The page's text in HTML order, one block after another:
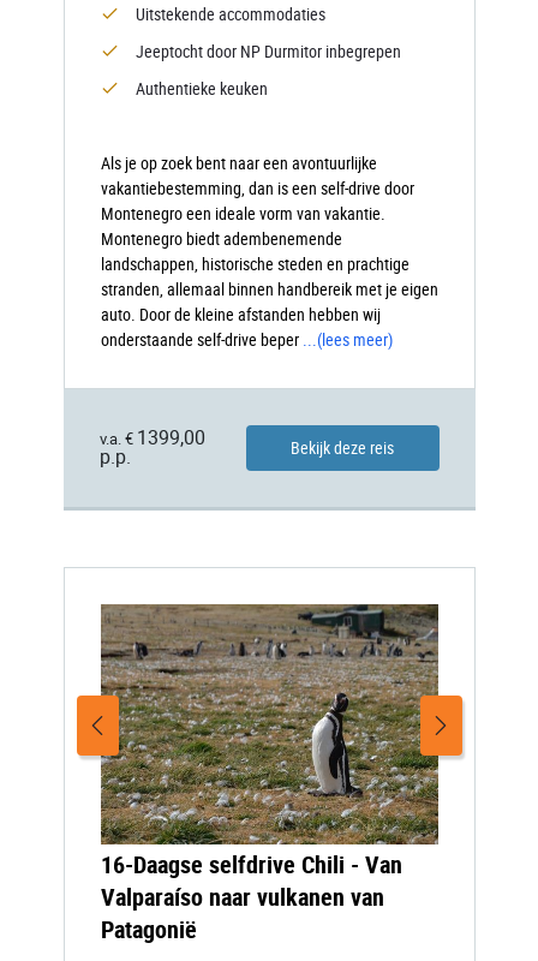
Uitstekende accommodaties
Jeeptocht door NP Durmitor inbegrepen
Authentieke keuken
Als je op zoek bent naar een avontuurlijke
vakantiebestemming, dan is een self-drive door
Montenegro een ideale vorm van vakantie.
Montenegro biedt adembenemende
landschappen, historische steden en prachtige
stranden, allemaal binnen handbereik met je eigen
auto. Door de kleine afstanden hebben wij
onderstaande self-drive beper ...(lees meer)
v.a. € 1399,00
p.p.
Bekijk deze reis
16-Daagse selfdrive Chili - Van
Valparaíso naar vulkanen van
Patagonië